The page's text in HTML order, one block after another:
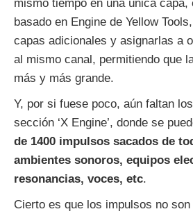
mismo tiempo en una única
basado en Engine de Yellow
capas adicionales y asignarlas a
al mismo canal, permitiendo que
más y más grande.
Y, por si fuese poco, aún faltan
sección ‘X Engine’, donde se
de 1400 impulsos sacados de
ambientes sonoros, equipos
resonancias, voces, etc.
Cierto es que los impulsos no